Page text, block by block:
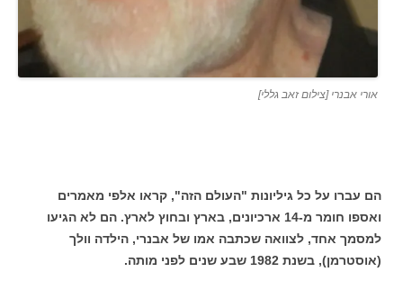
אורי אבנרי [צילום זאב גללי]
הם עברו על כל גיליונות "העולם הזה", קראו אלפי מאמרים
ואספו חומר מ-14 ארכיונים, בארץ ובחוץ לארץ. הם לא הגיעו
למסמך אחד, לצוואה שכתבה אמו של אבנרי, הילדה וולך
(אוסטרמן), בשנת 1982 שבע שנים לפני מותה.